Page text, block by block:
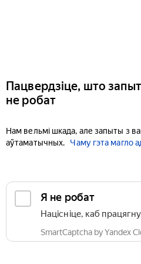
Пацвердзіце, што
не робат
Нам вельмі шкада, але запыты з
аўтаматычных.
Чаму гэта магло
Я не робат
Націсніце, каб
SmartCaptcha by Yandex